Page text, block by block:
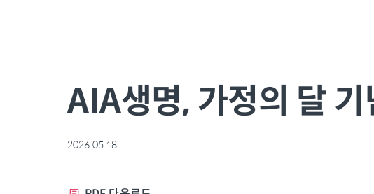
AIA생명, 가정의 달 기
2026.05.18